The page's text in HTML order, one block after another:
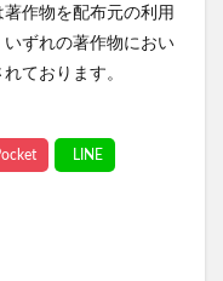
作物を配布元の利用
ずれの著作物におい
ております。